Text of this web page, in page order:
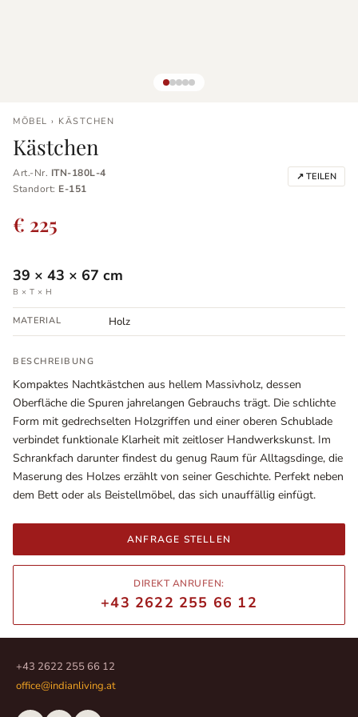
MÖBEL › KÄSTCHEN
Kästchen
Art.-Nr. ITN-180L-4
Standort: E-151
↗ TEILEN
€ 225
39 × 43 × 67 cm
B × T × H
MATERIAL Holz
BESCHREIBUNG
Kompaktes Nachtkästchen aus hellem Massivholz, dessen
Oberfläche die Spuren jahrelangen Gebrauchs trägt. Die schlichte
Form mit gedrechselten Holzgriffen und einer oberen Schublade
verbindet funktionale Klarheit mit zeitloser Handwerkskunst. Im
Schrankfach darunter findest du genug Raum für Alltagsdinge, die
Maserung des Holzes erzählt von seiner Geschichte. Perfekt neben
dem Bett oder als Beistellmöbel, das sich unauffällig einfügt.
ANFRAGE STELLEN
DIREKT ANRUFEN:
+43 2622 255 66 12
Ausstellungsräume
Wiener Straße – Werkstraße 111
2700 Wiener Neustadt
In WinStage
+43 2622 255 66 12
office@indianliving.at